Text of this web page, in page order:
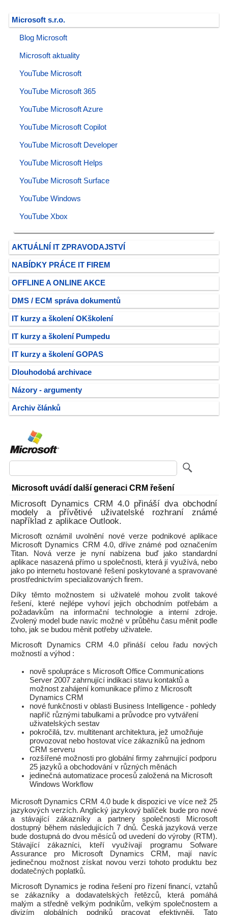
Microsoft s.r.o.
Blog Microsoft
Microsoft aktuality
YouTube Microsoft
YouTube Microsoft 365
YouTube Microsoft Azure
YouTube Microsoft Copilot
YouTube Microsoft Developer
YouTube Microsoft Helps
YouTube Microsoft Surface
YouTube Windows
YouTube Xbox
AKTUÁLNÍ IT ZPRAVODAJSTVÍ
NABÍDKY PRÁCE IT FIREM
OFFLINE A ONLINE AKCE
DMS / ECM správa dokumentů
IT kurzy a školení OKškolení
IT kurzy a školení Pumpedu
IT kurzy a školení GOPAS
Dlouhodobá archivace
Názory - argumenty
Archiv článků
Microsoft uvádí další generaci CRM řešení
Microsoft Dynamics CRM 4.0 přináší dva obchodní
modely a přívětivé uživatelské rozhraní známé
například z aplikace Outlook.
Microsoft oznámil uvolnění nové verze podnikové aplikace
Microsoft Dynamics CRM 4.0, dříve známé pod označením
Titan. Nová verze je nyní nabízena buď jako standardní
aplikace nasazená přímo u společnosti, která jí využívá, nebo
jako po internetu hostované řešení poskytované a spravované
prostřednictvím specializovaných firem.
Díky těmto možnostem si uživatelé mohou zvolit takové
řešení, které nejlépe vyhoví jejich obchodním potřebám a
požadavkům na informační technologie a interní zdroje.
Zvolený model bude navíc možné v průběhu času měnit podle
toho, jak se budou měnit potřeby uživatele.
Microsoft Dynamics CRM 4.0 přináší celou řadu nových
možností a výhod :
nově spolupráce s Microsoft Office Communications
Server 2007 zahrnující indikaci stavu kontaktů a
možnost zahájení komunikace přímo z Microsoft
Dynamics CRM
nové funkčnosti v oblasti Business Intelligence - pohledy
napříč různými tabulkami a průvodce pro vytváření
uživatelských sestav
pokročilá, tzv. multitenant architektura, jež umožňuje
provozovat nebo hostovat více zákazníků na jednom
CRM serveru
rozšířené možnosti pro globální firmy zahrnující podporu
25 jazyků a obchodování v různých měnách
jedinečná automatizace procesů založená na Microsoft
Windows Workflow
Microsoft Dynamics CRM 4.0 bude k dispozici ve více než 25
jazykových verzích. Anglický jazykový balíček bude pro nové
a stávající zákazníky a partnery společnosti Microsoft
dostupný během následujících 7 dnů. Česká jazyková verze
bude dostupná do dvou měsíců od uvedení do výroby (RTM).
Stávající zákazníci, kteří využívají programu Sofware
Assurance pro Microsoft Dynamics CRM, mají navíc
jedinečnou možnost získat novou verzi tohoto produktu bez
dodatečných poplatků.
Microsoft Dynamics je rodina řešení pro řízení financí, vztahů
se zákazníky a dodavatelských řetězců, která pomáhá
malým a středně velkým podnikům, velkým společnostem a
divizím globálních podniků pracovat efektivněji. Tato